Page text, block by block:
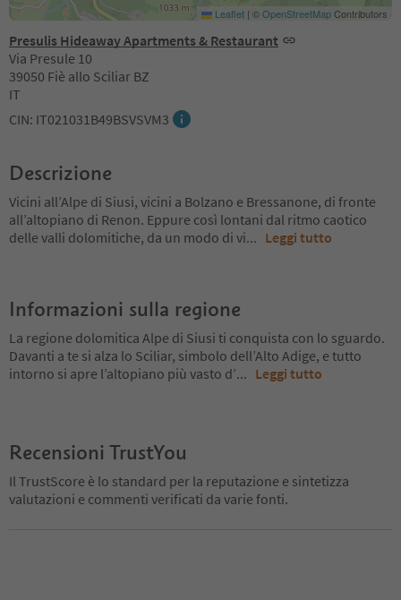
Presulis Hideaway Apartments & Restaurant
Via Presule 10
39050 Fiè allo Sciliar BZ
IT
CIN: IT021031B49BSVSVM3
Leaflet | ©OpenStreetMapContributors
Descrizione
Vicini all’Alpe di Siusi, vicini a Bolzano e Bressanone, di fronte
all’altopiano di Renon. Eppure così lontani dal ritmo caotico
delle valli dolomitiche, da un modo di vi... Leggi tutto
Informazioni sulla regione
La regione dolomitica Alpe di Siusi ti conquista con lo sguardo.
Davanti a te si alza lo Sciliar, simbolo dell’Alto Adige, e tutto
intorno si apre l’altopiano più vasto d’... Leggi tutto
Recensioni TrustYou
Il TrustScore è lo standard per la reputazione e sintetizza
valutazioni e commenti verificati da varie fonti.